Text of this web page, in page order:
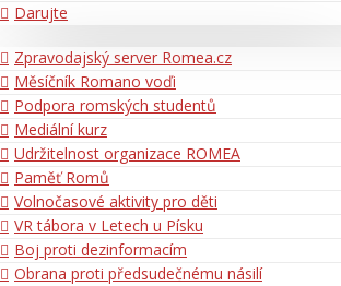
Darujte
Zpravodajský server Romea.cz
Měsíčník Romano voďi
Podpora romských studentů
Mediální kurz
Udržitelnost organizace ROMEA
Paměť Romů
Volnočasové aktivity pro děti
VR tábora v Letech u Písku
Boj proti dezinformacím
Obrana proti předsudečnému násilí